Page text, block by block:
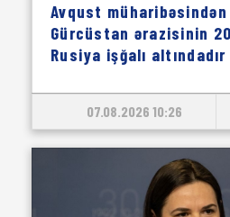
Avqust
Gürcüstan ərazisinin
Rusiya işğalı altındadır
07.08.2026 10:26